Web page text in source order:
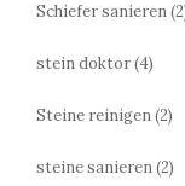
Schiefer sanieren
stein doktor(4)
Steine reinigen(2)
steine sanieren(2)